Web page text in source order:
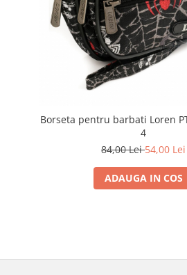
Borseta pentru barbati Loren
4
84,00 Lei54,00 Lei
ADAUGA IN COS